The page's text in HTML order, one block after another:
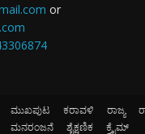
or
ಮುಖಪುಟ ಕರಾವಳಿ ರಾಜ್ಯ
ಮನರಂಜನೆ
ಶೈಕ್ಷಣಿಕ ಕ್ರೈಮ್